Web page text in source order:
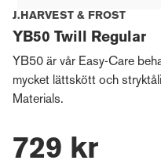
J.HARVEST & FROST
YB50 Twill Regular
YB50 är vår Easy-Care
mycket lättskött och
Materials.
729 kr